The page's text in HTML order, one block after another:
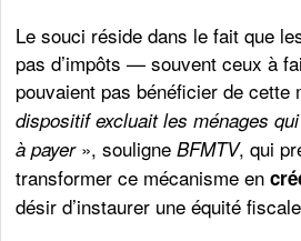
Le souci réside dans le fait que
pas d’impôts — souvent ceux à
pouvaient pas bénéficier de cette
dispositif excluait les ménages qui
à payer», souligneBFMTV, qui
transformer ce mécanisme en
désir d’instaurer une équité